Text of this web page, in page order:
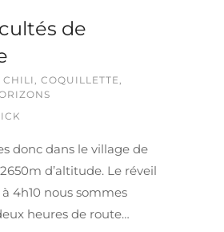
de
CHILI, COQUILLETTE,
donc dans le village de
d’altitude. Le réveil
4h10 nous sommes
heures de route…